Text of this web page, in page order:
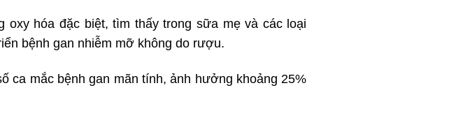
hóa đặc biệt, tìm thấy trong sữa mẹ và các loại
bệnh gan nhiễm mỡ không do rượu.
ca mắc bệnh gan mãn tính, ảnh hưởng khoảng 25%